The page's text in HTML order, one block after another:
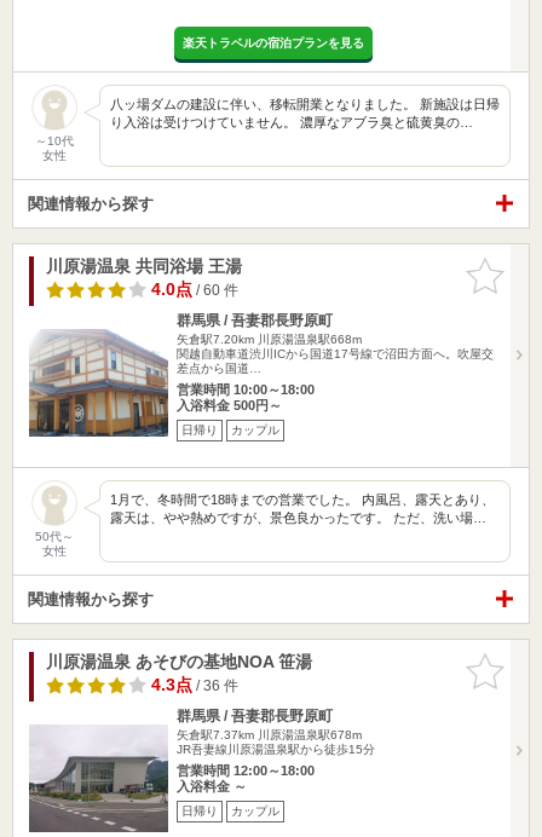
楽天トラベルの宿泊プランを見る
～10代
女性
八ッ場ダムの建設に伴い、移転開業となりました。 新施設は日帰
り入浴は受けつけていません。 濃厚なアブラ臭と硫黄臭の…
関連情報から探す
お気に入
りに追加
川原湯温泉 共同浴場 王湯
4.0点/ 60 件
群馬県 / 吾妻郡長野原町
矢倉駅7.20km
川原湯温泉駅668m
関越自動車道渋川ICから国道17号線で沼田方面へ。吹屋交
差点から国道…
営業時間 10:00～18:00
入浴料金 500円～
日帰り カップル
50代～
女性
1月で、冬時間で18時までの営業でした。 内風呂、露天とあり、
露天は、やや熱めですが、景色良かったです。 ただ、洗い場…
関連情報から探す
お気に入
りに追加
川原湯温泉 あそびの基地NOA 笹湯
4.3点/ 36 件
群馬県 / 吾妻郡長野原町
矢倉駅7.37km
川原湯温泉駅678m
JR吾妻線川原湯温泉駅から徒歩15分
営業時間 12:00～18:00
入浴料金 ～
日帰り カップル